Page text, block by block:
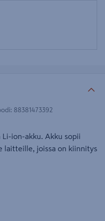
: 88381473392
Li-ion-akku. Akku sopii
laitteille, joissa on kiinnitys